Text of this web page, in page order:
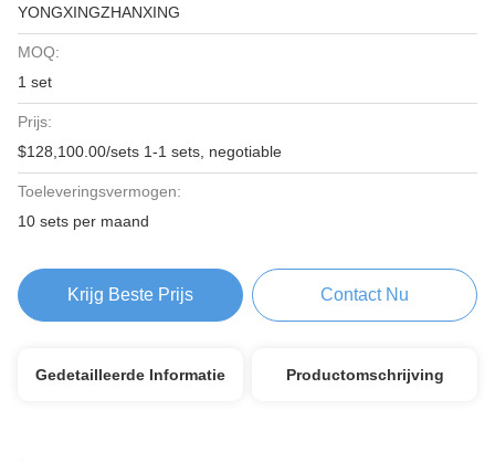
YONGXINGZHANXING
MOQ:
1 set
Prijs:
$128,100.00/sets 1-1 sets, negotiable
Toeleveringsvermogen:
10 sets per maand
Krijg Beste Prijs Contact Nu
Gedetailleerde Informatie Productomschrijving